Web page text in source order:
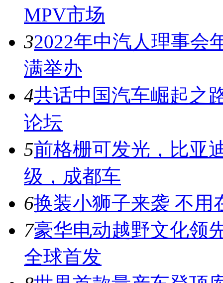
MPV市场
32022年中汽人理事会
满举办
4共话中国汽车崛起之
论坛
5前格栅可发光，比亚
级，成都车
6换装小狮子来袭 不用
7豪华电动越野文化领
全球首发